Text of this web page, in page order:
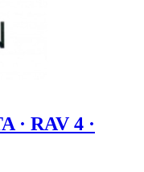
· RAV 4 ·